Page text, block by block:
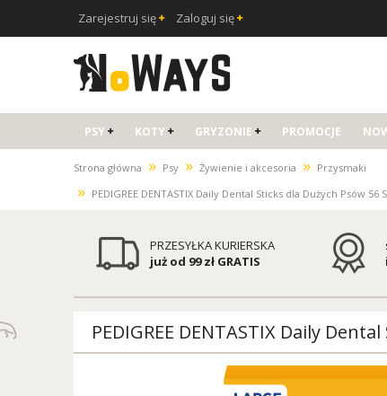
Zarejestruj się Zaloguj się
PSY KOTY GRYZONIE PROMOCJE
Strona główna » Psy » Żywienie i akcesoria » Przysmaki
» PEDIGREE DENTASTIX Daily Dental Sticks dla Dużych Psów
PRZESYŁKA KURIERSKA
już od 99 zł GRATIS
PEDIGREE DENTASTIX Daily